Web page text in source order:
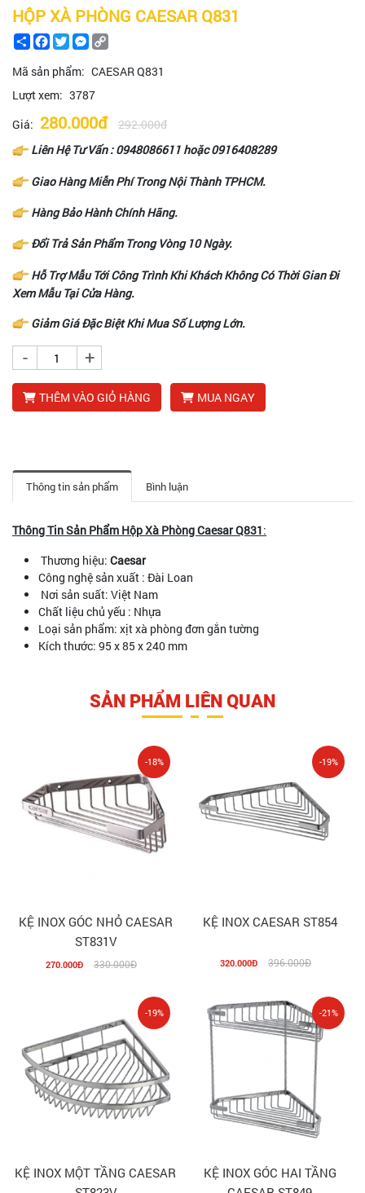
HỘP XÀ PHÒNG CAESAR Q831
ShareFacebook
TwitterMessenger
Mã sản phẩm: CAESAR Q831
Lượt xem: 3787
Giá: 280.000đ
292.000đ
Liên Hệ Tư Vấn :0948086611 hoặc0916408289
Giao Hàng Miễn Phí Trong Nội Thành TPHCM.
Hàng Bảo Hành Chính Hãng.
Đổi Trả Sản Phẩm Trong Vòng 10 Ngày.
Hỗ Trợ Mẫu Tới Công Trình Khi Khách Không Có Thời Gian Đi
Xem Mẫu Tại Cửa Hàng.
Giảm Giá Đặc Biệt Khi Mua Số Lượng Lớn.
- +
THÊM VÀO GIỎ HÀNG MUA NGAY
Thông tin sản phẩm Bình luận
Thông Tin Sản Phẩm Hộp Xà Phòng Caesar Q831:
Thương hiệu: Caesar
Công nghệ sản xuất : Đài Loan
Nơi sản suất: Việt Nam
Chất liệu chủ yếu : Nhựa
Loại sản phẩm: xịt xà phòng đơn gắn tường
Kích thước: 95 x 85 x 240 mm
SẢN PHẨM LIÊN QUAN
KỆ INOX GÓC NHỎ CAESAR
ST831V
270.000Đ 330.000Đ
-18%
KỆ INOX CAESAR ST854
320.000Đ 396.000Đ
-19%
KỆ INOX MỘT TẦNG CAESAR
-19%
KỆ INOX GÓC HAI TẦNG
-21%